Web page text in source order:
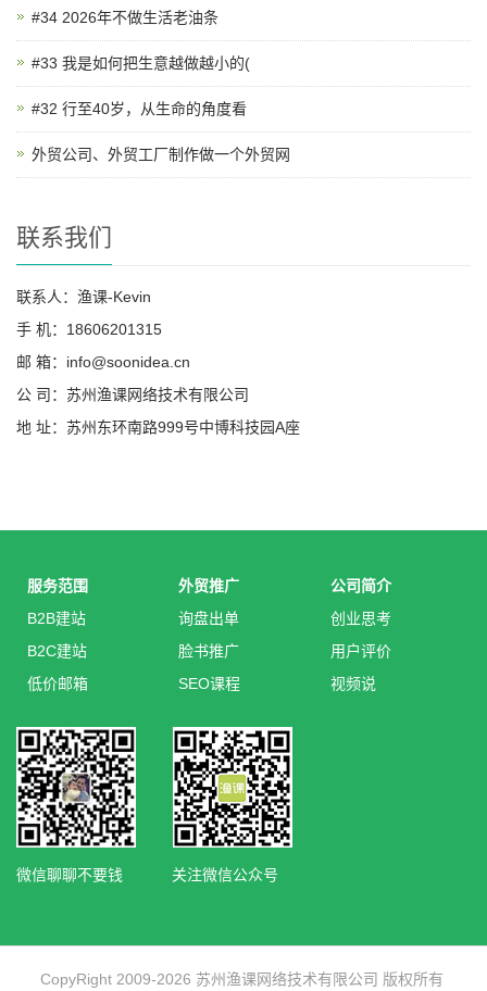
#34 2026年不做生活老油条
#33 我是如何把生意越做越小的(
#32 行至40岁，从生命的角度看
外贸公司、外贸工厂制作做一个外贸网
联系我们
联系人：渔课-Kevin
手 机：18606201315
邮 箱：info@soonidea.cn
公 司：苏州渔课网络技术有限公司
地 址：苏州东环南路999号中博科技园A座
服务范围
B2B建站
B2C建站
低价邮箱
外贸推广
询盘出单
脸书推广
SEO课程
公司简介
创业思考
用户评价
视频说
微信聊聊不要钱 关注微信公众号
CopyRight 2009-2026 苏州渔课网络技术有限公司 版权所有